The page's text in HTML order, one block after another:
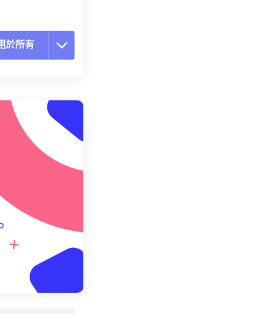
於所有
設
預設